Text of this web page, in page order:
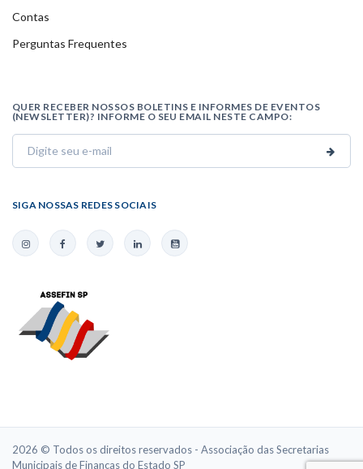
Contas
Perguntas Frequentes
QUER RECEBER NOSSOS BOLETINS E INFORMES DE EVENTOS
(NEWSLETTER)? INFORME O SEU EMAIL NESTE CAMPO:
SIGA NOSSAS REDES SOCIAIS
2026 © Todos os direitos reservados - Associação das Secretarias
Municipais de Finanças do Estado SP